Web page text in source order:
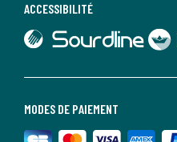
MODES DE PAIEMENT
ACCESSIBILITÉ
lien vers Sourdline
lien vers Faciliti